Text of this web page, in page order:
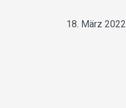
18. März 2022